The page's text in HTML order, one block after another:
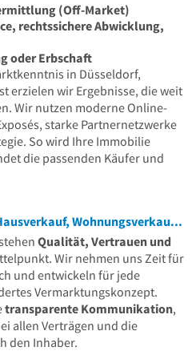
(Off-Market)
rechtssichere Abwicklung,
oder Erbschaft
in Düsseldorf,
erzielen wir Ergebnisse, die weit
Wir nutzen moderne Online-
starke Partnernetzwerke
So wird Ihre Immobilie
die passenden Käufer und
Ihr Immobilienmakler für Hausverkauf, Wohnungsverkauf & Grundstücksverkauf
Qualität, Vertrauen und
Wir nehmen uns Zeit für
und entwickeln für jede
Vermarktungskonzept.
transparente Kommunikation,
allen Verträgen und die
den Inhaber.